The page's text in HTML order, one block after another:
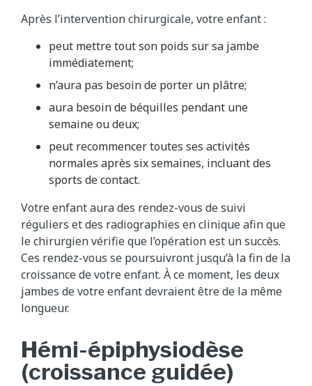
Après l’intervention chirurgicale, votre enfant :
peut mettre tout son poids sur sa jambe
immédiatement;
n’aura pas besoin de porter un plâtre;
aura besoin de béquilles pendant une
semaine ou deux;
peut recommencer toutes ses activités
normales après six semaines, incluant des
sports de contact.
Votre enfant aura des rendez-vous de suivi
réguliers et des radiographies en clinique afin que
le chirurgien vérifie que l’opération est un succès.
Ces rendez-vous se poursuivront jusqu’à la fin de la
croissance de votre enfant. À ce moment, les deux
jambes de votre enfant devraient être de la même
longueur.
Hémi-épiphysiodèse
(croissance guidée)